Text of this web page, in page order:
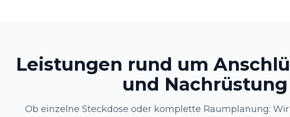
Leistungen rund um
und Nachrüstung
Ob einzelne Steckdose oder komplette Raumplanung: